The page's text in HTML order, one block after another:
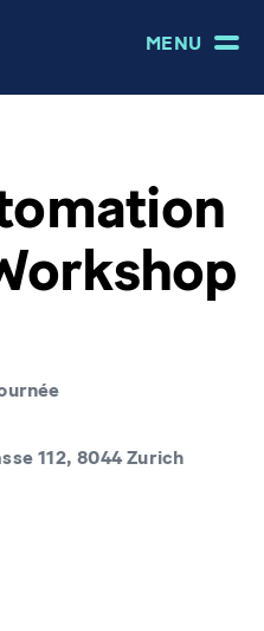
MENU
112, 8044 Zurich